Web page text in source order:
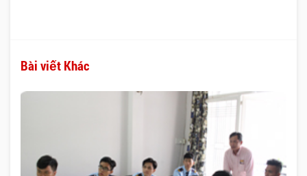
Bài viết Khác